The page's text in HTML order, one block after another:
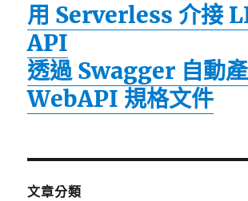
用 Serverless 介接
API
透過 Swagger 自動
WebAPI 規格文件
文章分類